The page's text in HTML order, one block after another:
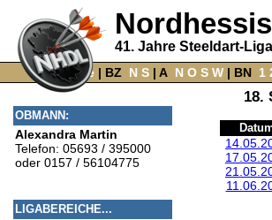
41. Jahre Steeldart-
Home‌ | BZ N S‌ | A‌ N O S W‌ | BN‌ 1
18.
OBMANN:
Alexandra Martin
Telefon: 05693 / 395000
oder 0157 / 56104775
LIGABEREICHE...